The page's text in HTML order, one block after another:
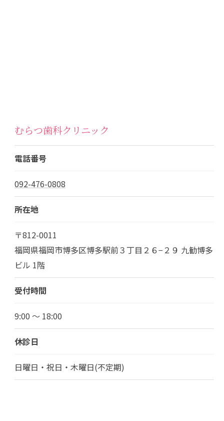
むらつ歯科クリニック
電話番号
092-476-0808
所在地
〒812-0011
福岡県福岡市博多区博多駅前３丁目２６−２９ 九勧博多
ビル 1階
受付時間
9:00 ～ 18:00
休診日
日曜日・祝日・木曜日(不定期)